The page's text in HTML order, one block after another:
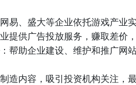
网易、盛大等企业依托游戏产业实
提供广告投放服务，赚取差价
：帮助企业建设、维护和推广网
造内容，吸引投资机构关注，